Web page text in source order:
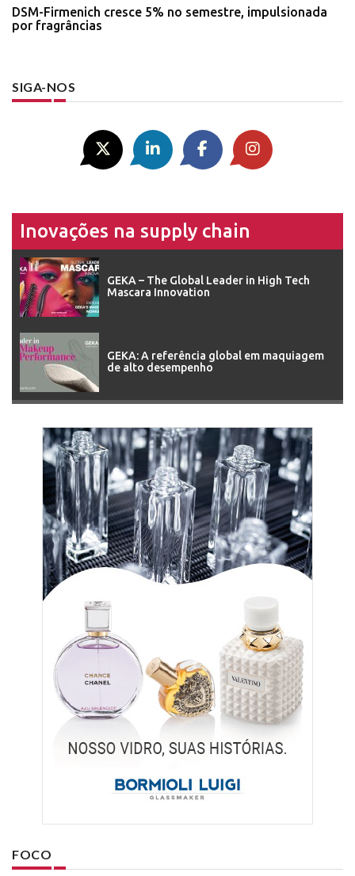
DSM-Firmenich cresce 5% no semestre, impulsionada
por fragrâncias
SIGA-NOS
Inovações na supply chain
GEKA – The Global Leader in High Tech
Mascara Innovation
GEKA: A referência global em maquiagem
de alto desempenho
FOCO